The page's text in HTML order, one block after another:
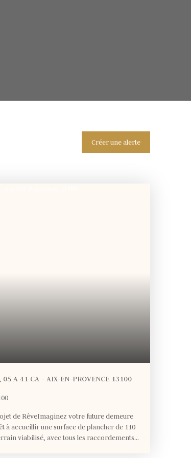
Créer une alerte
05 A 41 CA - AIX-EN-PROVENCE 13100
de RêveImaginez votre future demeure
à accueillir une surface de plancher de 110
viabilisé, avec tous les raccordements